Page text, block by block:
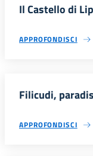
Il Castello di
APPROFONDISCI
Filicudi,
APPROFONDISCI